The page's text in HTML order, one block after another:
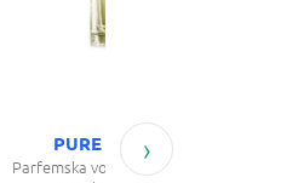
PURE No. 157
Parfemska voda za muškarce
›